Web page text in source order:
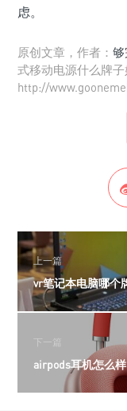
虑。
原创文章，作者： 够
式移动电源什么牌子
http://
上一篇
vr笔记本电脑哪个
下一篇
airpods耳机怎么